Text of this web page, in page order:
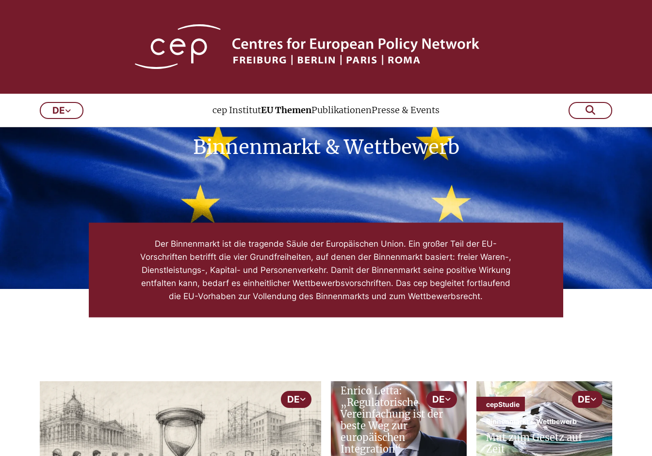
DE cep InstitutEU ThemenPublikationenPresse & Events
Binnenmarkt & Wettbewerb
Der Binnenmarkt ist die tragende Säule der Europäischen Union. Ein großer Teil der EU-
Vorschriften betrifft die vier Grundfreiheiten, auf denen der Binnenmarkt basiert: freier Waren-,
Dienstleistungs-, Kapital- und Personenverkehr. Damit der Binnenmarkt seine positive Wirkung
entfalten kann, bedarf es einheitlicher Wettbewerbsvorschriften. Das cep begleitet fortlaufend
die EU-Vorhaben zur Vollendung des Binnenmarkts und zum Wettbewerbsrecht.
DE DE
Enrico Letta:
„Regulatorische
Vereinfachung ist der
beste Weg zur
europäischen
Integration“
DE
cepStudie
Binnenmarkt & Wettbewerb
Mut zum Gesetz auf
Zeit